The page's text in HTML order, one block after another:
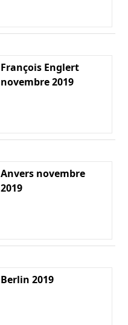
François Englert
novembre 2019
Anvers novembre
2019
Berlin 2019